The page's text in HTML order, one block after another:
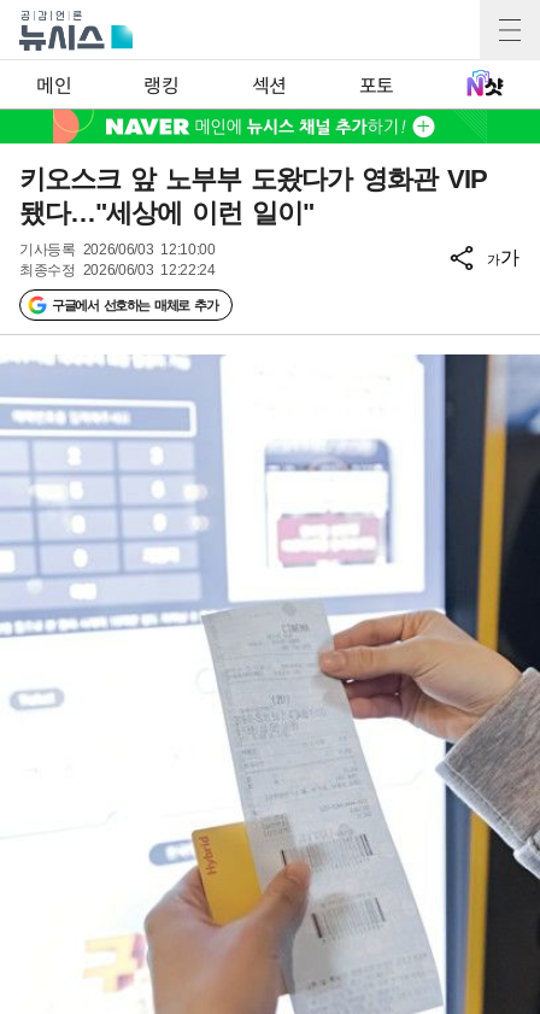
메인 랭킹 섹션 포토
키오스크 앞 노부부 도왔다가 영화관 VIP
됐다…"세상에 이런 일이"
기사등록 2026/06/03 12:10:00
최종수정 2026/06/03 12:22:24
구글에서 선호하는 매체로 추가
가가